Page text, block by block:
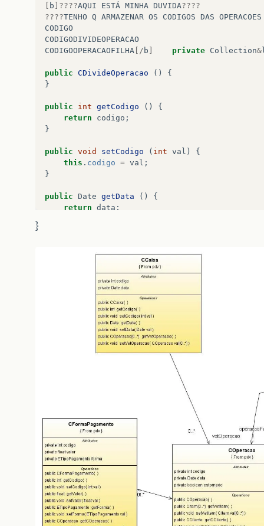
b ]????AQUI ESTÁ MINHA DUVIDA????
????TENHO Q ARMAZENAR OS CODIGOS DAS OPERACOES
CODIGO
CODIGODIVIDEOPERACAO
CODIGOOPERACAOFILHA [/ b private Collection&
public CDivideOperacao ()
{
}
public int getCodigo ()
{
return
codigo ;
}
public void setCodigo ( int val )
{
this . codigo = val ;
}
public Date getData ()
{
return data ;
data = val;
COperacao getOperacaoPai
operacaoPai;
setOperacaoPai
operacaoPai = val;
COperacao
public void setOperacoesFilhas Collection lt
this.operacoesFilhas
;
}
}